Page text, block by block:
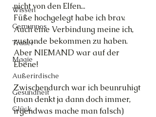
Wissen
Cernunnos
Trauer
Magie
Außerirdische
Gesundheit
Glück
nicht von den Elfen...
Füße hochgelegt habe ich brav.
Auch eine Verbindung meine ich,
zustande bekommen zu haben.
Aber NIEMAND war auf der
Ebene!
Zwischendurch war ich beunruhigt
(man denkt ja dann doch immer,
irgendwas mache man falsch)